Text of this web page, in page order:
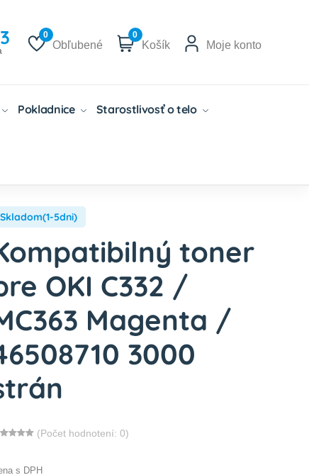
0
Obľubené
0
Košík Moje konto
Pokladnice Starostlivosť o telo
Skladom(1-5dni)
toner
OKI C332 /
Magenta /
3000
(Počet hodnotení: 0)
s DPH